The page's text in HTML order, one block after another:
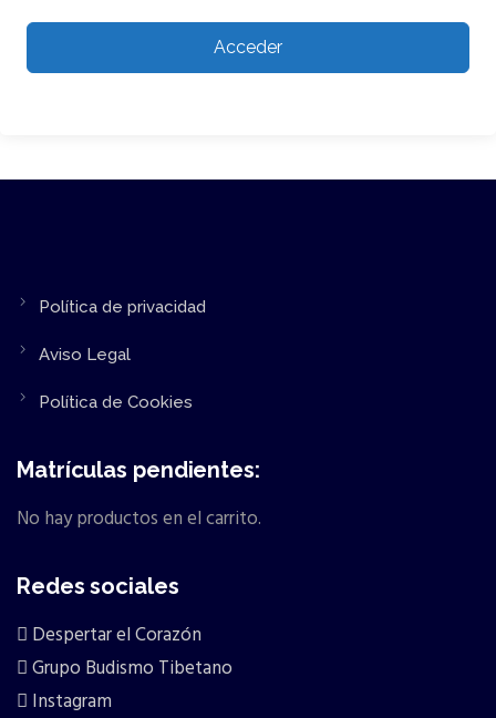
Acceder
Política de privacidad
Aviso Legal
Política de Cookies
Matrículas pendientes:
No hay productos en el carrito.
Redes sociales
Despertar el Corazón
Grupo Budismo Tibetano
Instagram